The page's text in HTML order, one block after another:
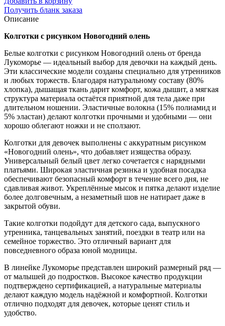
Получить бланк заказа
Описание
Колготки с рисунком Новогодний олень
Белые колготки с рисунком Новогодний олень от бренда
Лукоморье — идеальный выбор для девочки на каждый день.
Эти классические модели созданы специально для утренников
и любых торжеств. Благодаря натуральному составу (80%
хлопка), дышащая ткань дарит комфорт, кожа дышит, а мягкая
структура материала остаётся приятной для тела даже при
длительном ношении. Эластичные волокна (15% полиамид и
5% эластан) делают колготки прочными и удобными — они
хорошо облегают ножки и не сползают.
Колготки для девочек выполнены с аккуратным рисунком
«Новогодний олень», что добавляет изящества образу.
Универсальный белый цвет легко сочетается с нарядными
платьями. Широкая эластичная резинка и удобная посадка
обеспечивают безопасный комфорт в течение всего дня, не
сдавливая живот. Укреплённые мысок и пятка делают изделие
более долговечным, а незаметный шов не натирает даже в
закрытой обуви.
Такие колготки подойдут для детского сада, выпускного
утренника, танцевальных занятий, поездки в театр или на
семейное торжество. Это отличный вариант для
повседневного образа юной модницы.
В линейке Лукоморье представлен широкий размерный ряд —
от малышей до подростков. Высокое качество продукции
подтверждено сертификацией, а натуральные материалы
делают каждую модель надёжной и комфортной. Колготки
отлично подходят для девочек, которые ценят стиль и
удобство.